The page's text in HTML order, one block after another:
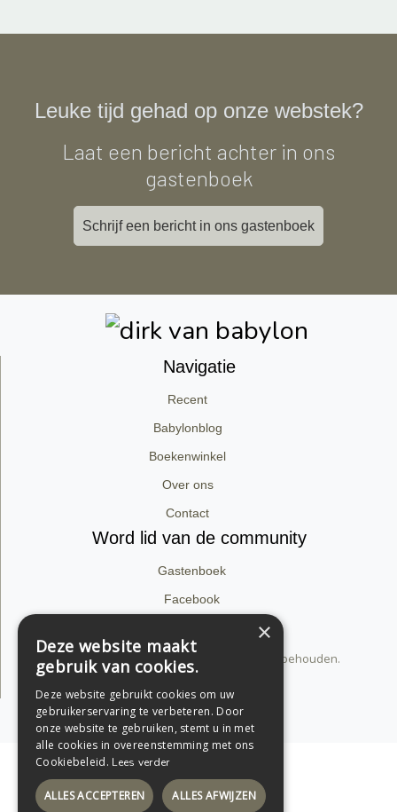
Leuke tijd gehad op onze webstek?
Laat een bericht achter in ons
gastenboek
Schrijf een bericht in ons gastenboek
Navigatie
Recent
Babylonblog
Boekenwinkel
Over ons
Contact
Word lid van de community
Gastenboek
Facebook
© 2026 dirk van babylon. Alle rechten voorbehouden.
Privacyverklaring
Support by Conversal
×
Deze website maakt
gebruik van cookies.
Deze website gebruikt cookies om uw
gebruikerservaring te verbeteren. Door
onze website te gebruiken, stemt u in met
alle cookies in overeenstemming met ons
Cookiebeleid. Lees verder
ALLES ACCEPTEREN ALLES AFWIJZEN